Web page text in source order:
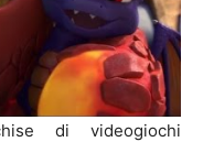
di videogiochi